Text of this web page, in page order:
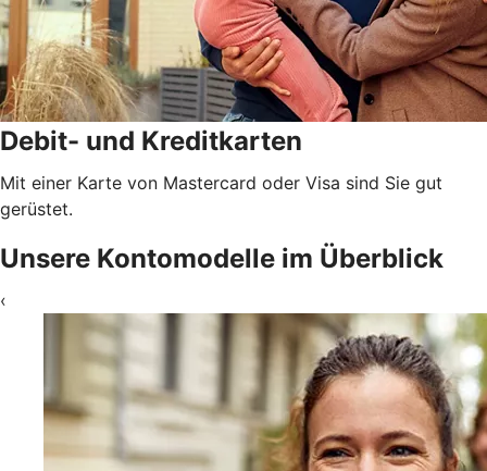
Debit- und Kreditkarten
Mit einer Karte von Mastercard oder Visa sind Sie gut
gerüstet.
Unsere Kontomodelle im Überblick
‹